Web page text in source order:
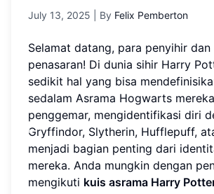
July 13, 2025 | By Felix Pemberton
Selamat datang, para penyihir
penasaran! Di dunia sihir Harry
sedikit hal yang bisa
sedalam Asrama Hogwarts
penggemar, mengidentifikasi diri
Gryffindor, Slytherin, Hufflepuff,
menjadi bagian penting dari
mereka. Anda mungkin dengan
mengikuti kuis asrama Harry